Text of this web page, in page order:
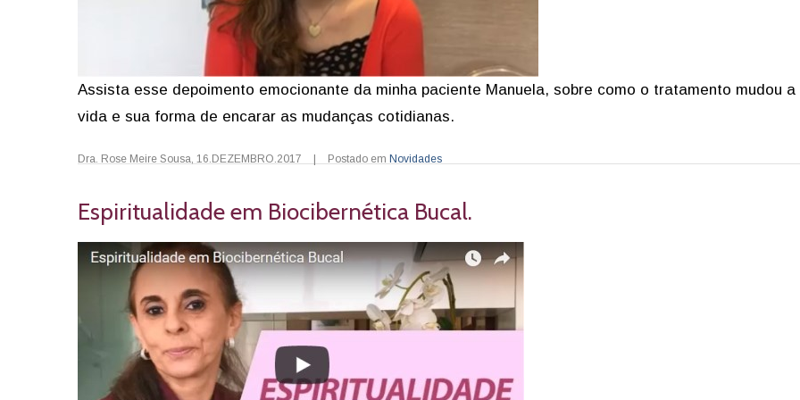
Assista esse depoimento emocionante da minha paciente Manuela, sobre como o tratamento mudou a
vida e sua forma de encarar as mudanças cotidianas.
Dra. Rose Meire Sousa, 16.DEZEMBRO.2017 Postado em Novidades
Espiritualidade em Biocibernética Bucal.